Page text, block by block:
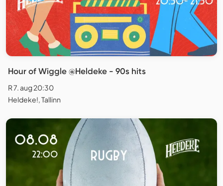
Hour of Wiggle @Heldeke - 90s hits
R 7. aug 20:30
Heldeke!, Tallinn